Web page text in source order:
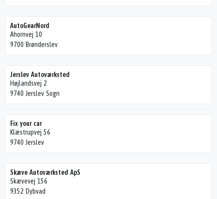
AutoGearNord
Ahornvej 10
9700 Brønderslev
Jerslev Autoværksted
Højlandsvej 2
9740 Jerslev Sogn
Fix your car
Klæstrupvej 56
9740 Jerslev
Skæve Autoværksted ApS
Skævevej 156
9352 Dybvad